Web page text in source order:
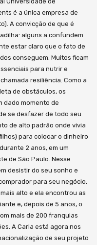
é a única empresa de
A convicção de que é
alguns a confundem
estar claro que o fato de
conseguem. Muitos ficam
para nutrir e
resiliência. Como a
de obstáculos, os
dado momento de
se desfazer de todo seu
de alto padrão onde vivia
para colocar o dinheiro
2 anos, em um
de São Paulo. Nesse
desistir do seu sonho e
para seu negócio.
alto e ela encontrou as
e, depois de 5 anos, o
mais de 200 franquias
A Carla está agora nos
de seu projeto